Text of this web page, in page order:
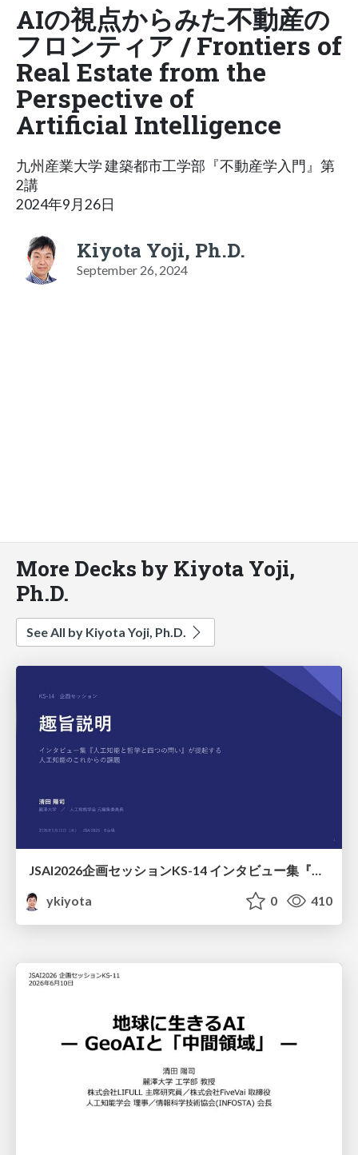
AIの視点からみた不動産の
フロンティア / Frontiers of
Real Estate from the
Perspective of
Artificial Intelligence
九州産業大学 建築都市工学部『不動産学入門』第
2講
2024年9月26日
Kiyota Yoji, Ph.D.
September 26, 2024
More Decks by Kiyota Yoji,
Ph.D.
See All by Kiyota Yoji, Ph.D.
JSAI2026企画セッションKS-14 インタビュー集『⼈⼯知能と哲学と四つの問い』が提起する⼈⼯知能のこれからの課題 趣旨説明 / JSAI2026 Special Session: A Collection of Interviews, “Artificial Intelligence, Philosophy, and Four Questions”
ykiyota
0 410